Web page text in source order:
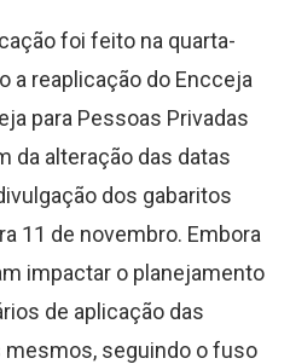
foi feito na quarta-
a reaplicação do Encceja
para Pessoas Privadas
da alteração das datas
dos gabaritos
11 de novembro. Embora
impactar o planejamento
de aplicação das
seguindo o fuso